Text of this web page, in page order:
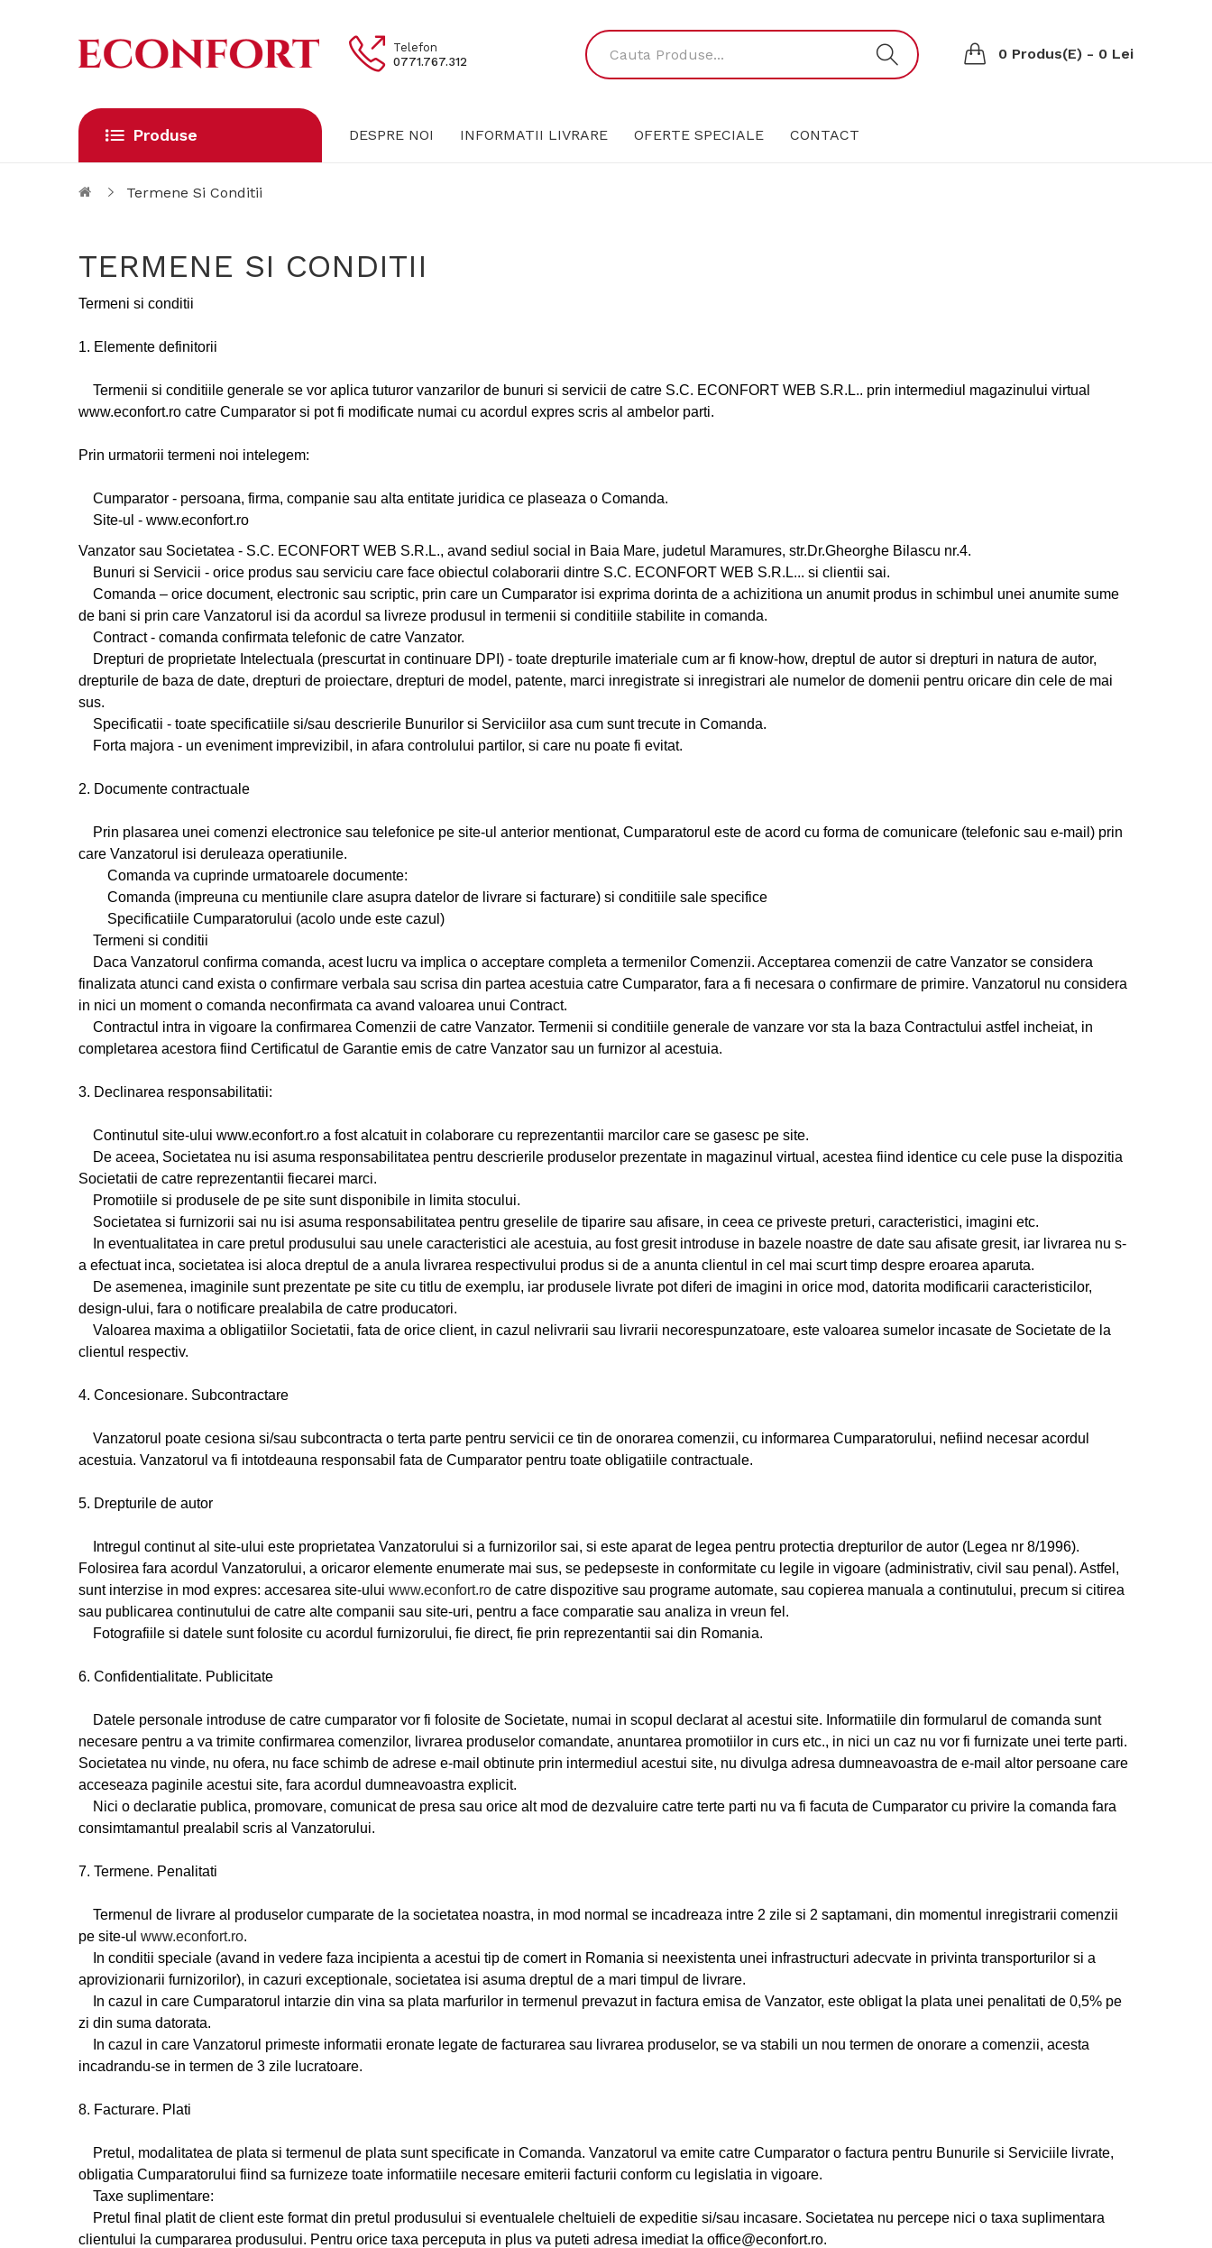
Telefon
0771.767.312
0 Produs(e) - 0 Lei
Produse DESPRE NOI INFORMATII LIVRARE OFERTE SPECIALE CONTACT
Termene Si Conditii
TERMENE SI CONDITII
Termeni si conditii
1. Elemente definitorii
Termenii si conditiile generale se vor aplica tuturor vanzarilor de bunuri si servicii de catre S.C. ECONFORT WEB S.R.L.. prin intermediul magazinului virtual
www.econfort.ro catre Cumparator si pot fi modificate numai cu acordul expres scris al ambelor parti.
Prin urmatorii termeni noi intelegem:
Cumparator - persoana, firma, companie sau alta entitate juridica ce plaseaza o Comanda.
Site-ul - www.econfort.ro
Vanzator sau Societatea - S.C. ECONFORT WEB S.R.L., avand sediul social in Baia Mare, judetul Maramures, str.Dr.Gheorghe Bilascu nr.4.
Bunuri si Servicii - orice produs sau serviciu care face obiectul colaborarii dintre S.C. ECONFORT WEB S.R.L... si clientii sai.
Comanda – orice document, electronic sau scriptic, prin care un Cumparator isi exprima dorinta de a achizitiona un anumit produs in schimbul unei anumite sume
de bani si prin care Vanzatorul isi da acordul sa livreze produsul in termenii si conditiile stabilite in comanda.
Contract - comanda confirmata telefonic de catre Vanzator.
Drepturi de proprietate Intelectuala (prescurtat in continuare DPI) - toate drepturile imateriale cum ar fi know-how, dreptul de autor si drepturi in natura de autor,
drepturile de baza de date, drepturi de proiectare, drepturi de model, patente, marci inregistrate si inregistrari ale numelor de domenii pentru oricare din cele de mai
sus.
Specificatii - toate specificatiile si/sau descrierile Bunurilor si Serviciilor asa cum sunt trecute in Comanda.
Forta majora - un eveniment imprevizibil, in afara controlului partilor, si care nu poate fi evitat.
2. Documente contractuale
Prin plasarea unei comenzi electronice sau telefonice pe site-ul anterior mentionat, Cumparatorul este de acord cu forma de comunicare (telefonic sau e-mail) prin
care Vanzatorul isi deruleaza operatiunile.
Comanda va cuprinde urmatoarele documente:
Comanda (impreuna cu mentiunile clare asupra datelor de livrare si facturare) si conditiile sale specifice
Specificatiile Cumparatorului (acolo unde este cazul)
Termeni si conditii
Daca Vanzatorul confirma comanda, acest lucru va implica o acceptare completa a termenilor Comenzii. Acceptarea comenzii de catre Vanzator se considera
finalizata atunci cand exista o confirmare verbala sau scrisa din partea acestuia catre Cumparator, fara a fi necesara o confirmare de primire. Vanzatorul nu considera
in nici un moment o comanda neconfirmata ca avand valoarea unui Contract.
Contractul intra in vigoare la confirmarea Comenzii de catre Vanzator. Termenii si conditiile generale de vanzare vor sta la baza Contractului astfel incheiat, in
completarea acestora fiind Certificatul de Garantie emis de catre Vanzator sau un furnizor al acestuia.
3. Declinarea responsabilitatii:
Continutul site-ului www.econfort.ro a fost alcatuit in colaborare cu reprezentantii marcilor care se gasesc pe site.
De aceea, Societatea nu isi asuma responsabilitatea pentru descrierile produselor prezentate in magazinul virtual, acestea fiind identice cu cele puse la dispozitia
Societatii de catre reprezentantii fiecarei marci.
Promotiile si produsele de pe site sunt disponibile in limita stocului.
Societatea si furnizorii sai nu isi asuma responsabilitatea pentru greselile de tiparire sau afisare, in ceea ce priveste preturi, caracteristici, imagini etc.
In eventualitatea in care pretul produsului sau unele caracteristici ale acestuia, au fost gresit introduse in bazele noastre de date sau afisate gresit, iar livrarea nu s-
a efectuat inca, societatea isi aloca dreptul de a anula livrarea respectivului produs si de a anunta clientul in cel mai scurt timp despre eroarea aparuta.
De asemenea, imaginile sunt prezentate pe site cu titlu de exemplu, iar produsele livrate pot diferi de imagini in orice mod, datorita modificarii caracteristicilor,
design-ului, fara o notificare prealabila de catre producatori.
Valoarea maxima a obligatiilor Societatii, fata de orice client, in cazul nelivrarii sau livrarii necorespunzatoare, este valoarea sumelor incasate de Societate de la
clientul respectiv.
4. Concesionare. Subcontractare
Vanzatorul poate cesiona si/sau subcontracta o terta parte pentru servicii ce tin de onorarea comenzii, cu informarea Cumparatorului, nefiind necesar acordul
acestuia. Vanzatorul va fi intotdeauna responsabil fata de Cumparator pentru toate obligatiile contractuale.
5. Drepturile de autor
Intregul continut al site-ului este proprietatea Vanzatorului si a furnizorilor sai, si este aparat de legea pentru protectia drepturilor de autor (Legea nr 8/1996).
Folosirea fara acordul Vanzatorului, a oricaror elemente enumerate mai sus, se pedepseste in conformitate cu legile in vigoare (administrativ, civil sau penal). Astfel,
sunt interzise in mod expres: accesarea site-ului www.econfort.ro de catre dispozitive sau programe automate, sau copierea manuala a continutului, precum si citirea
sau publicarea continutului de catre alte companii sau site-uri, pentru a face comparatie sau analiza in vreun fel.
Fotografiile si datele sunt folosite cu acordul furnizorului, fie direct, fie prin reprezentantii sai din Romania.
6. Confidentialitate. Publicitate
Datele personale introduse de catre cumparator vor fi folosite de Societate, numai in scopul declarat al acestui site. Informatiile din formularul de comanda sunt
necesare pentru a va trimite confirmarea comenzilor, livrarea produselor comandate, anuntarea promotiilor in curs etc., in nici un caz nu vor fi furnizate unei terte parti.
Societatea nu vinde, nu ofera, nu face schimb de adrese e-mail obtinute prin intermediul acestui site, nu divulga adresa dumneavoastra de e-mail altor persoane care
acceseaza paginile acestui site, fara acordul dumneavoastra explicit.
Nici o declaratie publica, promovare, comunicat de presa sau orice alt mod de dezvaluire catre terte parti nu va fi facuta de Cumparator cu privire la comanda fara
consimtamantul prealabil scris al Vanzatorului.
7. Termene. Penalitati
Termenul de livrare al produselor cumparate de la societatea noastra, in mod normal se incadreaza intre 2 zile si 2 saptamani, din momentul inregistrarii comenzii
pe site-ul www.econfort.ro.
In conditii speciale (avand in vedere faza incipienta a acestui tip de comert in Romania si neexistenta unei infrastructuri adecvate in privinta transporturilor si a
aprovizionarii furnizorilor), in cazuri exceptionale, societatea isi asuma dreptul de a mari timpul de livrare.
In cazul in care Cumparatorul intarzie din vina sa plata marfurilor in termenul prevazut in factura emisa de Vanzator, este obligat la plata unei penalitati de 0,5% pe
zi din suma datorata.
In cazul in care Vanzatorul primeste informatii eronate legate de facturarea sau livrarea produselor, se va stabili un nou termen de onorare a comenzii, acesta
incadrandu-se in termen de 3 zile lucratoare.
8. Facturare. Plati
Pretul, modalitatea de plata si termenul de plata sunt specificate in Comanda. Vanzatorul va emite catre Cumparator o factura pentru Bunurile si Serviciile livrate,
obligatia Cumparatorului fiind sa furnizeze toate informatiile necesare emiterii facturii conform cu legislatia in vigoare.
Taxe suplimentare:
Pretul final platit de client este format din pretul produsului si eventualele cheltuieli de expeditie si/sau incasare. Societatea nu percepe nici o taxa suplimentara
clientului la cumpararea produsului. Pentru orice taxa perceputa in plus va puteti adresa imediat la office@econfort.ro.